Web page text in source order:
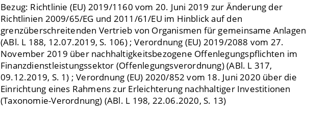
Bezug: Richtlinie (EU) 2019/1160 vom 20. Juni 2019 zur Änderung der
Richtlinien 2009/65/EG und 2011/61/EU im Hinblick auf den
grenzüberschreitenden Vertrieb von Organismen für gemeinsame Anlagen
(ABl. L 188, 12.07.2019, S. 106) ; Verordnung (EU) 2019/2088 vom 27.
November 2019 über nachhaltigkeitsbezogene Offenlegungspflichten im
Finanzdienstleistungssektor (Offenlegungsverordnung) (ABl. L 317,
09.12.2019, S. 1) ; Verordnung (EU) 2020/852 vom 18. Juni 2020 über die
Einrichtung eines Rahmens zur Erleichterung nachhaltiger Investitionen
(Taxonomie-Verordnung) (ABl. L 198, 22.06.2020, S. 13)